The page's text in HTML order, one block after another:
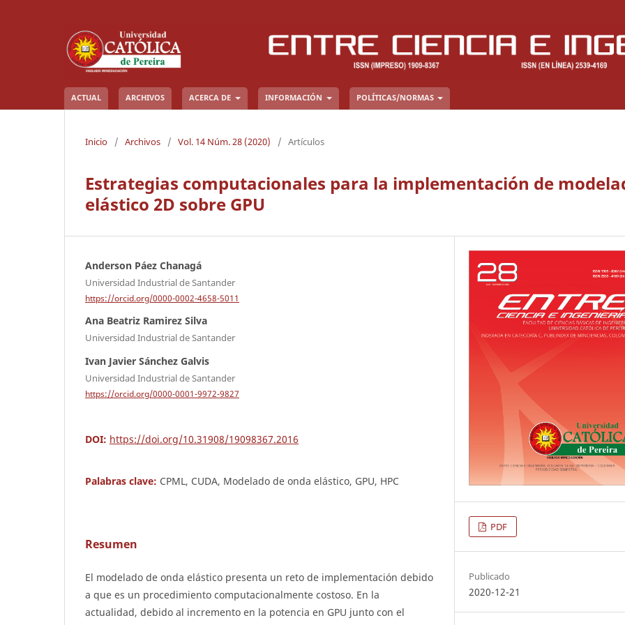
ACTUAL ARCHIVOS ACERCA DE INFORMACIÓN POLÍTICAS/NORMAS
Inicio / Archivos / Vol. 14 Núm. 28 (2020) / Artículos
Estrategias computacionales para la implementación de
elástico 2D sobre GPU
Anderson Páez Chanagá
Universidad Industrial de Santander
https://orcid.org/0000-0002-4658-5011
Ana Beatriz Ramirez Silva
Universidad Industrial de Santander
Ivan Javier Sánchez Galvis
Universidad Industrial de Santander
https://orcid.org/0000-0001-9972-9827
DOI: https://doi.org/10.31908/19098367.2016
Palabras clave: CPML, CUDA, Modelado de onda elástico, GPU, HPC
Resumen
El modelado de onda elástico presenta un reto de implementación debido
a que es un procedimiento computacionalmente costoso. En la
actualidad, debido al incremento en la potencia en GPU junto con el
PDF
Publicado
2020-12-21